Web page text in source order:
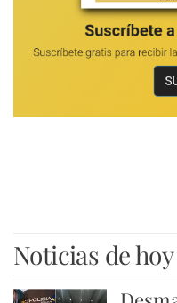
Noticias de hoy